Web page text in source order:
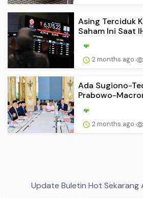
Asing Terciduk
Saham Ini Saat
2 months ago
Ada Sugiono-
Prabowo-
2 months ago
Update Buletin Hot Sekarang